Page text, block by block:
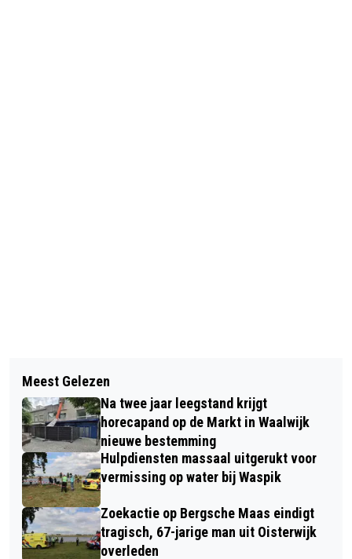
AUTO VLIEGT UIT DE BOCHT A59 EN
BELANDT OP ZIJKANT, VROUW RAAKT
GEWOND
GEWONDE MAN GEDRAAGT ZICH
AGRESSIEF, POLITIE GRIJPT IN
Meest Gelezen
Na twee jaar leegstand krijgt
horecapand op de Markt in Waalwijk
nieuwe bestemming
Hulpdiensten massaal uitgerukt voor
vermissing op water bij Waspik
Zoekactie op Bergsche Maas eindigt
tragisch, 67-jarige man uit Oisterwijk
overleden